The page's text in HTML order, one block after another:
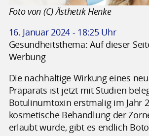
Foto von (C) Ästhetik Henke
16. Januar 2024 - 18:25 Uhr
Gesundheitsthema: Auf dieser
Werbung
Die nachhaltige Wirkung eines
Präparats ist jetzt mit Studien
Botulinumtoxin erstmalig im Jahr
kosmetische Behandlung der
erlaubt wurde, gibt es endlich